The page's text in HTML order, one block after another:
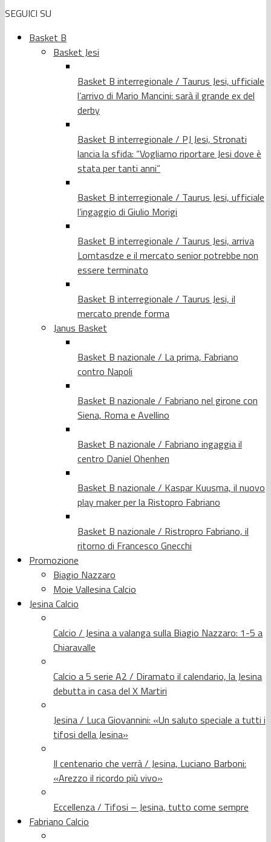
SEGUICI SU
Basket B
Basket Jesi
Basket B interregionale / Taurus Jesi, ufficiale
l’arrivo di Mario Mancini: sarà il grande ex del
derby
Basket B interregionale / PJ Jesi, Stronati
lancia la sfida: “Vogliamo riportare Jesi dove è
stata per tanti anni”
Basket B interregionale / Taurus Jesi, ufficiale
l’ingaggio di Giulio Morigi
Basket B interregionale / Taurus Jesi, arriva
Lomtasdze e il mercato senior potrebbe non
essere terminato
Basket B interregionale / Taurus Jesi, il
mercato prende forma
Janus Basket
Basket B nazionale / La prima, Fabriano
contro Napoli
Basket B nazionale / Fabriano nel girone con
Siena, Roma e Avellino
Basket B nazionale / Fabriano ingaggia il
centro Daniel Ohenhen
Basket B nazionale / Kaspar Kuusma, il nuovo
play maker per la Ristopro Fabriano
Basket B nazionale / Ristropro Fabriano, il
ritorno di Francesco Gnecchi
Promozione
Biagio Nazzaro
Moie Vallesina Calcio
Jesina Calcio
Calcio / Jesina a valanga sulla Biagio Nazzaro: 1-5 a
Chiaravalle
Calcio a 5 serie A2 / Diramato il calendario, la Jesina
debutta in casa del X Martiri
Jesina / Luca Giovannini: «Un saluto speciale a tutti i
tifosi della Jesina»
Il centenario che verrà / Jesina, Luciano Barboni:
«Arezzo il ricordo più vivo»
Eccellenza / Tifosi – Jesina, tutto come sempre
Fabriano Calcio